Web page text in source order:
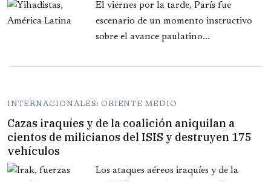
El viernes por la tarde, París fue
escenario de un momento instructivo
sobre el avance paulatino...
INTERNACIONALES: ORIENTE MEDIO
Cazas iraquíes y de la coalición aniquilan a
cientos de milicianos del ISIS y destruyen 175
vehículos
Los ataques aéreos iraquíes y de la